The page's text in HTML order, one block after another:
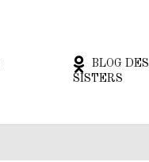
BLOG DES
SISTERS